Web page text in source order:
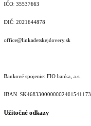
IČO: 35537663
DIČ: 2021644878
office@linkadetskejdovery.sk
Bankové spojenie: FIO banka, a.s.
IBAN: SK46833000000­02401541173
Užitočné odkazy